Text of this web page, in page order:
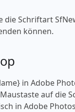
die Schriftart
können.
in Adobe
auf die
in Adobe